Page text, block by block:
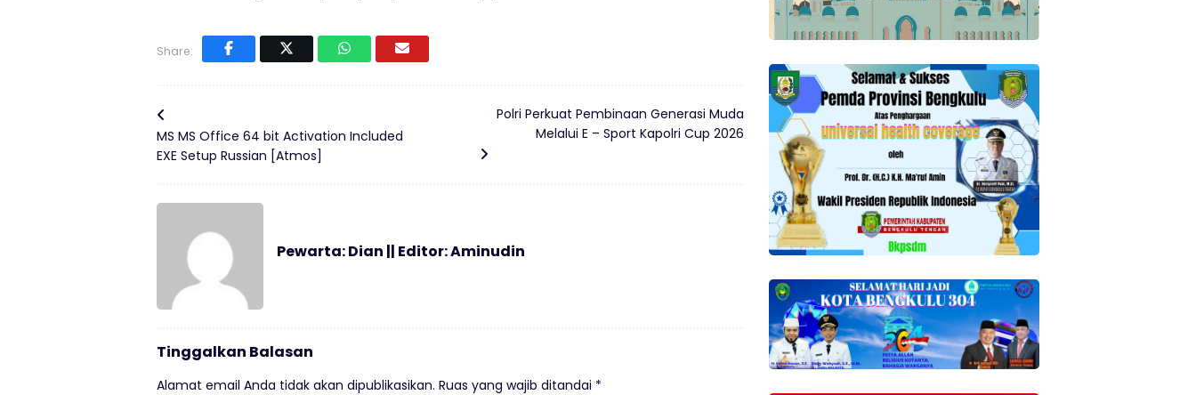
Share:
MS MS Office 64 bit Activation Included
EXE Setup Russian [Atmos]
Polri Perkuat Pembinaan Generasi Muda
Melalui E – Sport Kapolri Cup 2026
Pewarta: Dian || Editor: Aminudin
Tinggalkan Balasan
Alamat email Anda tidak akan dipublikasikan. Ruas yang wajib ditandai *